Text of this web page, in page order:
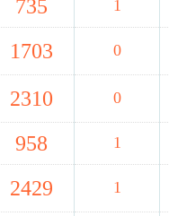
735 1
1703 0
2310 0
958 1
2429 1